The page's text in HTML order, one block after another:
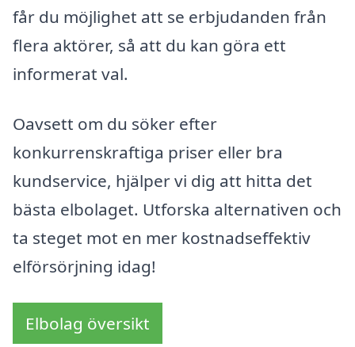
får du möjlighet att se erbjudanden från
flera aktörer, så att du kan göra ett
informerat val.
Oavsett om du söker efter
konkurrenskraftiga priser eller bra
kundservice, hjälper vi dig att hitta det
bästa elbolaget. Utforska alternativen och
ta steget mot en mer kostnadseffektiv
elförsörjning idag!
Elbolag översikt